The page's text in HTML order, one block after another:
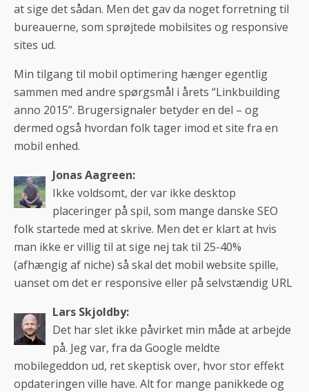
at sige det sådan. Men det gav da noget forretning til
bureauerne, som sprøjtede mobilsites og responsive
sites ud.
Min tilgang til mobil optimering hænger egentlig
sammen med andre spørgsmål i årets “Linkbuilding
anno 2015”. Brugersignaler betyder en del – og
dermed også hvordan folk tager imod et site fra en
mobil enhed.
Jonas Aagreen:
Ikke voldsomt, der var ikke desktop
placeringer på spil, som mange danske SEO
folk startede med at skrive. Men det er klart at hvis
man ikke er villig til at sige nej tak til 25-40%
(afhængig af niche) så skal det mobil website spille,
uanset om det er responsive eller på selvstændig URL
Lars Skjoldby:
Det har slet ikke påvirket min måde at arbejde
på. Jeg var, fra da Google meldte
mobilegeddon ud, ret skeptisk over, hvor stor effekt
opdateringen ville have. Alt for mange panikkede og